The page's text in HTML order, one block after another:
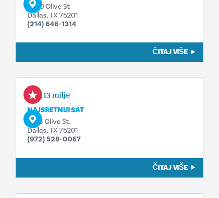
2700 Olive St
Dallas, TX 75201
(214) 646-1314
ČITAJ VIŠE
0,13 milje
NAJSRETNIJI SAT
2616 Olive St.
Dallas, TX 75201
(972) 528-0067
ČITAJ VIŠE